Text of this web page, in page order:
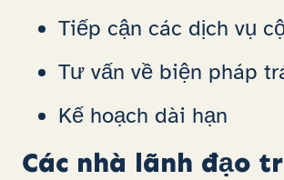
Tiếp cận các dịch vụ
Tư vấn về biện pháp
Kế hoạch dài hạn
Các nhà lãnh đạo